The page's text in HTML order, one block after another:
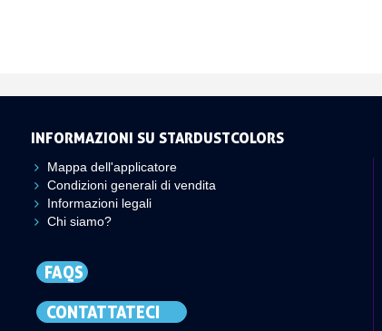
INFORMAZIONI SU STARDUSTCOLORS
Mappa dell'applicatore
Condizioni generali di vendita
Informazioni legali
Chi siamo?
FAQS
CONTATTATECI